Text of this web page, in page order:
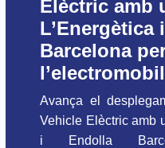
Elèctric amb
L’Energètica
Barcelona
Avança el
Vehicle Elèctric amb
i Endolla